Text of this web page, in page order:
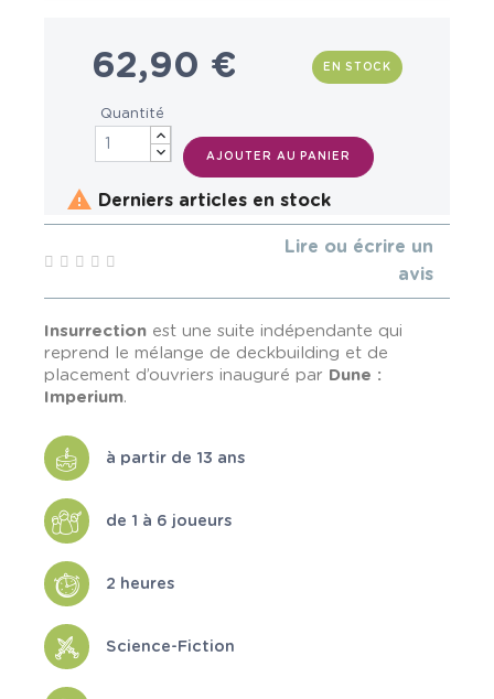
62,90 € EN STOCK
Quantité
AJOUTER AU PANIER
 Derniers articles en stock
Lire ou écrire un
avis
Insurrection est une suite indépendante qui
reprend le mélange de deckbuilding et de
placement d’ouvriers inauguré par Dune :
Imperium.
à partir de 13 ans
de 1 à 6 joueurs
2 heures
Science-Fiction